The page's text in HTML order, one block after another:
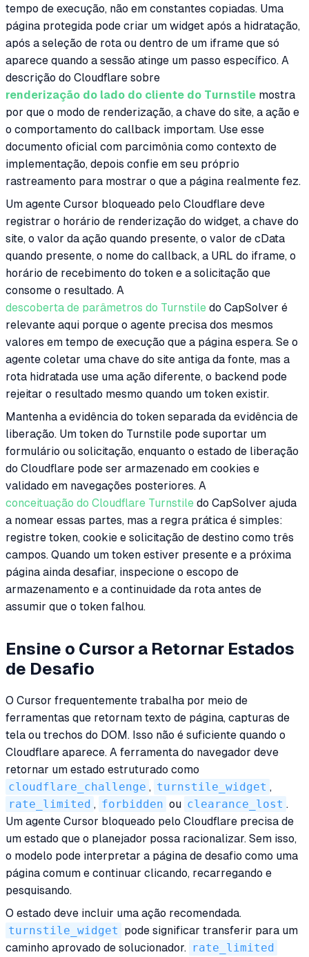
tempo de execução, não em constantes copiadas. Uma
página protegida pode criar um widget após a hidratação,
após a seleção de rota ou dentro de um iframe que só
aparece quando a sessão atinge um passo específico. A
descrição do Cloudflare sobre
renderização do lado do cliente do Turnstile mostra
por que o modo de renderização, a chave do site, a ação e
o comportamento do callback importam. Use esse
documento oficial com parcimônia como contexto de
implementação, depois confie em seu próprio
rastreamento para mostrar o que a página realmente fez.
Um agente Cursor bloqueado pelo Cloudflare deve
registrar o horário de renderização do widget, a chave do
site, o valor da ação quando presente, o valor de cData
quando presente, o nome do callback, a URL do iframe, o
horário de recebimento do token e a solicitação que
consome o resultado. A
descoberta de parâmetros do Turnstile do CapSolver é
relevante aqui porque o agente precisa dos mesmos
valores em tempo de execução que a página espera. Se o
agente coletar uma chave do site antiga da fonte, mas a
rota hidratada use uma ação diferente, o backend pode
rejeitar o resultado mesmo quando um token existir.
Mantenha a evidência do token separada da evidência de
liberação. Um token do Turnstile pode suportar um
formulário ou solicitação, enquanto o estado de liberação
do Cloudflare pode ser armazenado em cookies e
validado em navegações posteriores. A
conceituação do Cloudflare Turnstile do CapSolver ajuda
a nomear essas partes, mas a regra prática é simples:
registre token, cookie e solicitação de destino como três
campos. Quando um token estiver presente e a próxima
página ainda desafiar, inspecione o escopo de
armazenamento e a continuidade da rota antes de
assumir que o token falhou.
Ensine o Cursor a Retornar Estados
de Desafio
O Cursor frequentemente trabalha por meio de
ferramentas que retornam texto de página, capturas de
tela ou trechos do DOM. Isso não é suficiente quando o
Cloudflare aparece. A ferramenta do navegador deve
retornar um estado estruturado como
cloudflare_challenge , turnstile_widget ,
rate_limited , forbidden ou clearance_lost .
Um agente Cursor bloqueado pelo Cloudflare precisa de
um estado que o planejador possa racionalizar. Sem isso,
o modelo pode interpretar a página de desafio como uma
página comum e continuar clicando, recarregando e
pesquisando.
O estado deve incluir uma ação recomendada.
turnstile_widget pode significar transferir para um
caminho aprovado de solucionador. rate_limited